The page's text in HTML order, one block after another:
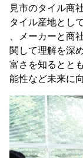
見市のタイル商
タイル産地とし
、メーカーと商
関して理解を深
富さを知るとと
能性など未来に